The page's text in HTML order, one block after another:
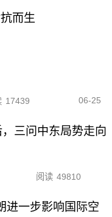
而生
17439 06-25
，三问中东局势走向
阅读 49810
进一步影响国际空